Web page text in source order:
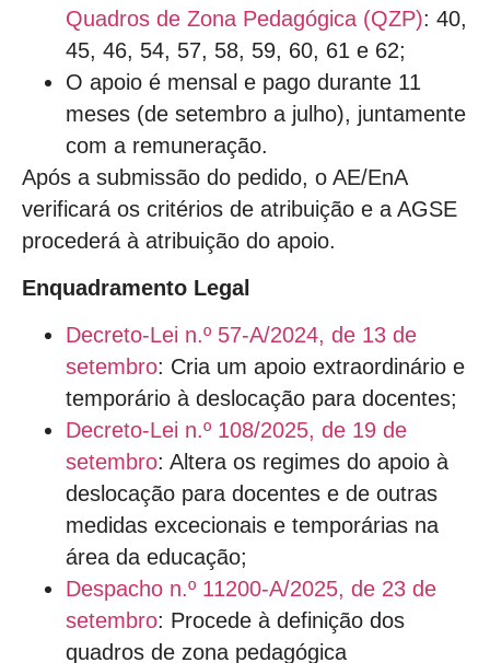
Quadros de Zona Pedagógica (QZP): 40,
45, 46, 54, 57, 58, 59, 60, 61 e 62;
O apoio é mensal e pago durante 11
meses (de setembro a julho), juntamente
com a remuneração.
Após a submissão do pedido, o AE/EnA
verificará os critérios de atribuição e a AGSE
procederá à atribuição do apoio.
Enquadramento Legal
Decreto-Lei n.º 57-A/2024, de 13 de
setembro: Cria um apoio extraordinário e
temporário à deslocação para docentes;
Decreto-Lei n.º 108/2025, de 19 de
setembro: Altera os regimes do apoio à
deslocação para docentes e de outras
medidas excecionais e temporárias na
área da educação;
Despacho n.º 11200-A/2025, de 23 de
setembro: Procede à definição dos
quadros de zona pedagógica